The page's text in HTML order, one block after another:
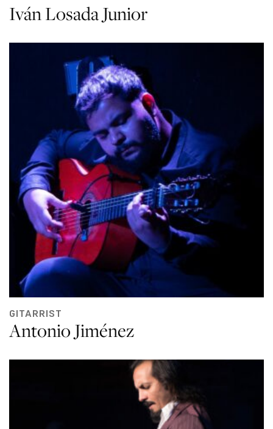
Iván Losada Junior
GITARRIST
Antonio Jiménez